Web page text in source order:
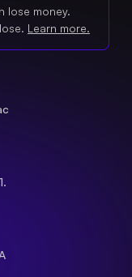
lose money.
Learn more.